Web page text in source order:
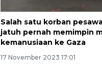
Salah satu korban
jatuh pernah memimpin
kemanusiaan ke Gaza
17 November 2023 17:01